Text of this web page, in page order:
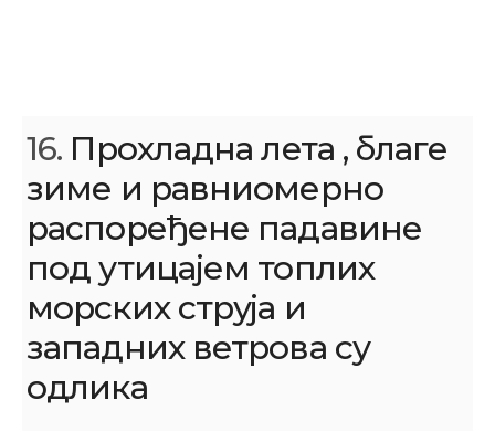
16. Прохладна лета , благе
зиме и равниомерно
распоређене падавине
под утицајем топлих
морских струја и
западних ветрова су
одлика